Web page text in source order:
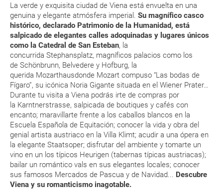
La verde y exquisita ciudad de Viena está envuelta en una
genuina y elegante atmósfera imperial. Su magnífico casco
histórico, declarado Patrimonio de la Humanidad, está
salpicado de elegantes calles adoquinadas y lugares únicos
como la Catedral de San Esteban, la
concurrida Stephansplatz, magníficos palacios como los
de Schönbrunn, Belvedere y Hofburg, la
querida Mozarthausdonde Mozart compuso “Las bodas de
Fígaro”, su icónica Noria Gigante situada en el Wiener Prater…
Durante tu visita a Viena podrás irte de compras por
la Karntnerstrasse, salpicada de boutiques y cafés con
encanto; maravillarte frente a los caballos blancos en la
Escuela Española de Equitación; conocer la vida y obra del
genial artista austriaco en la Villa Klimt; acudir a una ópera en
la elegante Staatsoper; disfrutar del ambiente y tomarte un
vino en un los típicos Heurigen (tabernas típicas austriacas);
bailar un romántico vals en sus elegantes locales; conocer
sus famosos Mercados de Pascua y de Navidad... Descubre
Viena y su romanticismo inagotable.
¿Qué caducidad debe tener mi pasaporte para ir
a...?
¿Con cuánta antelación tengo que estar en el
aeropuerto?
RESERVAR ¿Cómo puedo reservar un viaje de
paquete vacacional en la página web?
Al realizar la reserva, uno de los servicios ha
quedado de pendiente de confirmación ¿Cómo
sabré si se confirma el viaje?
¿Cómo sé si hay plazas disponibles en el viaje que
quiero al hacer mi solicitud de reserva?